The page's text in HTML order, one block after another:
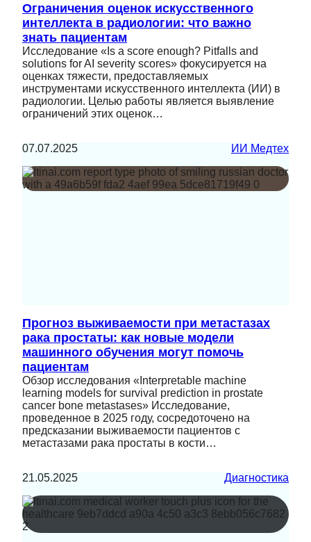
Ограничения оценок искусственного
интеллекта в радиологии: что важно
знать пациентам
Исследование «Is a score enough? Pitfalls and
solutions for AI severity scores» фокусируется на
оценках тяжести, предоставляемых
инструментами искусственного интеллекта (ИИ) в
радиологии. Целью работы является выявление
ограничений этих оценок…
07.07.2025 ИИ Медтех
Прогноз выживаемости при метастазах
рака простаты: как новые модели
машинного обучения могут помочь
пациентам
Обзор исследования «Interpretable machine
learning models for survival prediction in prostate
cancer bone metastases» Исследование,
проведенное в 2025 году, сосредоточено на
предсказании выживаемости пациентов с
метастазами рака простаты в кости…
21.05.2025 Диагностика